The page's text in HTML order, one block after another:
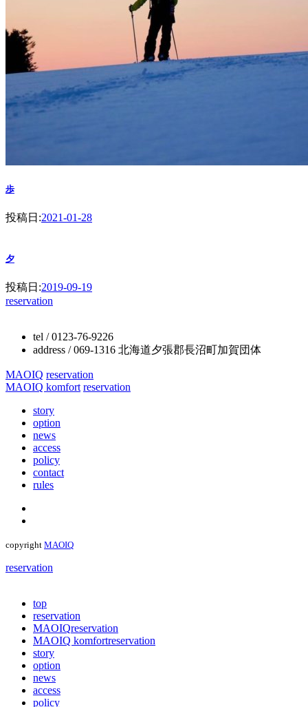
歩
投稿日:2021-01-28
夕
投稿日:2019-09-19
reservation
tel / 0123-76-9226
address / 069-1316 北海道夕張郡長沼町加賀団体
MAOIQ reservation
MAOIQ komfort reservation
story
option
news
access
policy
contact
rules
copyright MAOIQ
reservation
top
reservation
MAOIQreservation
MAOIQ komfortreservation
story
option
news
access
policy